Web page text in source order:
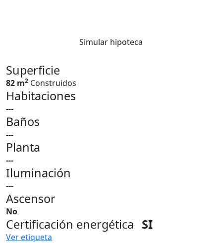
Simular hipoteca
Superficie
82 m2 Construidos
Habitaciones
---
Baños
---
Planta
---
Iluminación
---
Ascensor
No
Certificación energética SI
Ver etiqueta